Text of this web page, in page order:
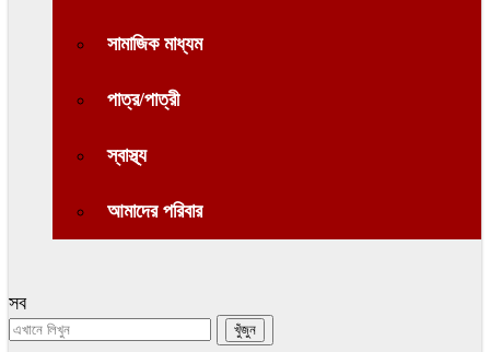
সামাজিক মাধ্যম
পাত্র/পাত্রী
স্বাস্থ্য
আমাদের পরিবার
সব